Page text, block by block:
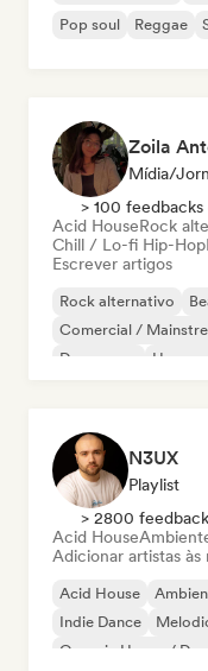
Pop soul
Reggae
Zoila
Mídia/
> 100 feedbacks
Acid HouseRock
Chill / Lo-fi Hip-Hop
Escrever artigos
Rock alternativo
Comercial /
Dream pop
House
N3UX
Playlist
> 2800
Acid House
Adicionar artistas
Acid House
Indie Dance
Organic House /